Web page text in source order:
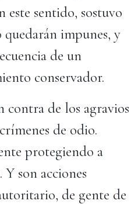
este sentido, sostuvo
impunes, y
de un
conservador.
contra de los agravios
de odio.
protegiendo a
son acciones
de gente de